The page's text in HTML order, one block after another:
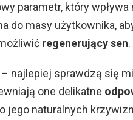
parametr, który
do masy użytkownika,
regenerujący sen.
– najlepiej sprawdzą się
one delikatne
jego naturalnych